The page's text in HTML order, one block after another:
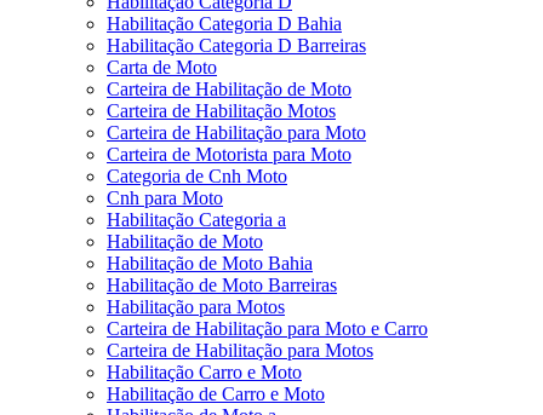
Habilitação Categoria D Bahia
Habilitação Categoria D Barreiras
Carta de Moto
Carteira de Habilitação de Moto
Carteira de Habilitação Motos
Carteira de Habilitação para Moto
Carteira de Motorista para Moto
Categoria de Cnh Moto
Cnh para Moto
Habilitação Categoria a
Habilitação de Moto
Habilitação de Moto Bahia
Habilitação de Moto Barreiras
Habilitação para Motos
Carteira de Habilitação para Moto e Carro
Carteira de Habilitação para Motos
Habilitação Carro e Moto
Habilitação de Carro e Moto